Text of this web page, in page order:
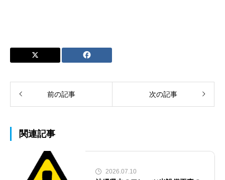
前の記事 次の記事
関連記事
2026.07.10